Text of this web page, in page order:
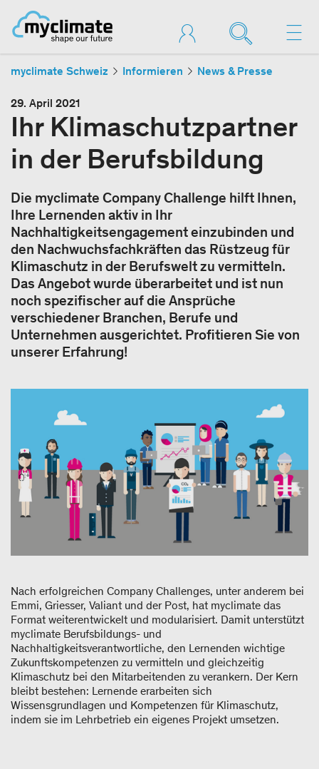
myclimate Schweiz Informieren News & Presse
29. April 2021
Ihr Klimaschutzpartner
in der Berufsbildung
Die myclimate Company Challenge hilft Ihnen,
Ihre Lernenden aktiv in Ihr
Nachhaltigkeitsengagement einzubinden und
den Nachwuchsfachkräften das Rüstzeug für
Klimaschutz in der Berufswelt zu vermitteln.
Das Angebot wurde überarbeitet und ist nun
noch spezifischer auf die Ansprüche
verschiedener Branchen, Berufe und
Unternehmen ausgerichtet. Profitieren Sie von
unserer Erfahrung!
Nach erfolgreichen Company Challenges, unter anderem bei
Emmi, Griesser, Valiant und der Post, hat myclimate das
Format weiterentwickelt und modularisiert. Damit unterstützt
myclimate Berufsbildungs- und
Nachhaltigkeitsverantwortliche, den Lernenden wichtige
Zukunftskompetenzen zu vermitteln und gleichzeitig
Klimaschutz bei den Mitarbeitenden zu verankern. Der Kern
bleibt bestehen: Lernende erarbeiten sich
Wissensgrundlagen und Kompetenzen für Klimaschutz,
indem sie im Lehrbetrieb ein eigenes Projekt umsetzen.